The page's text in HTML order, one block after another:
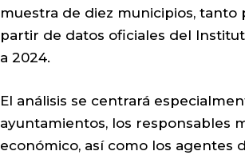
muestra de diez municipios, tanto
partir de datos oficiales del
a 2024.
El análisis se centrará
ayuntamientos, los responsables
económico, así como los agentes